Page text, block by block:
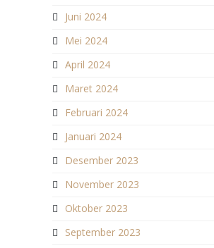
Juni 2024
Mei 2024
April 2024
Maret 2024
Februari 2024
Januari 2024
Desember 2023
November 2023
Oktober 2023
September 2023